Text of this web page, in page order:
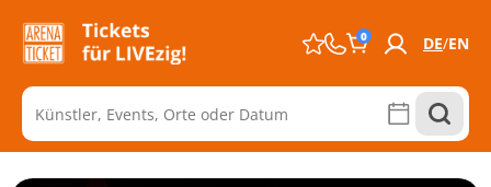
0 DE EN